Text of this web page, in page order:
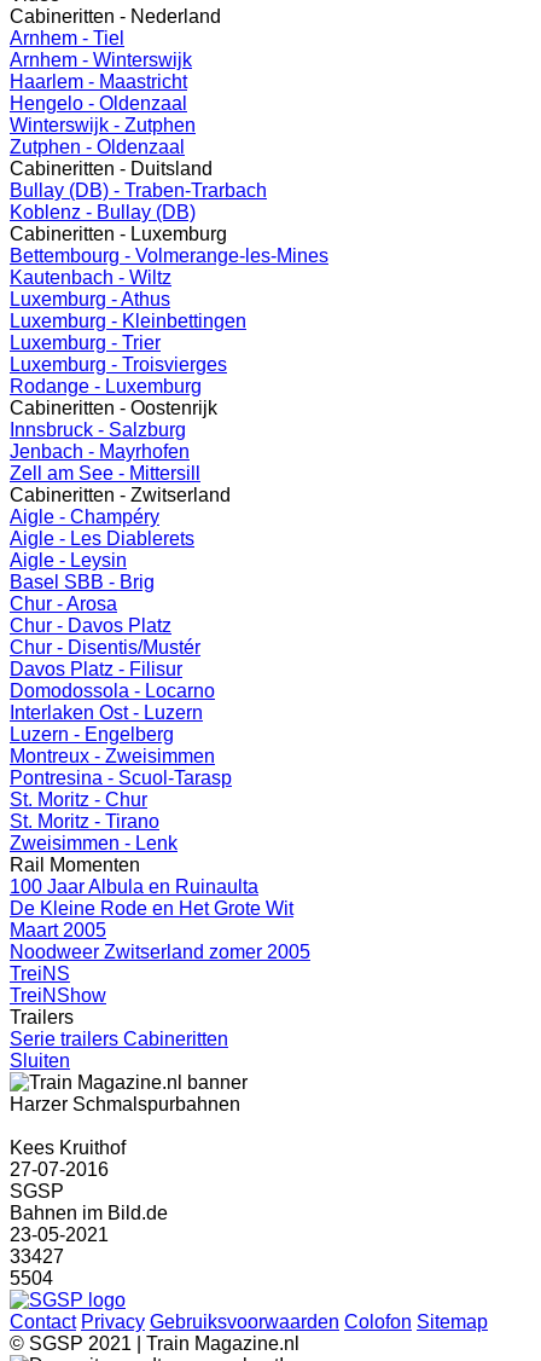
Cabineritten - Nederland
Arnhem - Tiel
Arnhem - Winterswijk
Haarlem - Maastricht
Hengelo - Oldenzaal
Winterswijk - Zutphen
Zutphen - Oldenzaal
Cabineritten - Duitsland
Bullay (DB) - Traben-Trarbach
Koblenz - Bullay (DB)
Cabineritten - Luxemburg
Bettembourg - Volmerange-les-Mines
Kautenbach - Wiltz
Luxemburg - Athus
Luxemburg - Kleinbettingen
Luxemburg - Trier
Luxemburg - Troisvierges
Rodange - Luxemburg
Cabineritten - Oostenrijk
Innsbruck - Salzburg
Jenbach - Mayrhofen
Zell am See - Mittersill
Cabineritten - Zwitserland
Aigle - Champéry
Aigle - Les Diablerets
Aigle - Leysin
Basel SBB - Brig
Chur - Arosa
Chur - Davos Platz
Chur - Disentis/Mustér
Davos Platz - Filisur
Domodossola - Locarno
Interlaken Ost - Luzern
Luzern - Engelberg
Montreux - Zweisimmen
Pontresina - Scuol-Tarasp
St. Moritz - Chur
St. Moritz - Tirano
Zweisimmen - Lenk
Rail Momenten
100 Jaar Albula en Ruinaulta
De Kleine Rode en Het Grote Wit
Maart 2005
Noodweer Zwitserland zomer 2005
TreiNS
TreiNShow
Trailers
Serie trailers Cabineritten
Sluiten
Harzer Schmalspurbahnen
Kees Kruithof
27-07-2016
SGSP
Bahnen im Bild.de
23-05-2021
33427
5504
Contact Privacy Gebruiksvoorwaarden Colofon Sitemap
© SGSP 2021 | Train Magazine.nl